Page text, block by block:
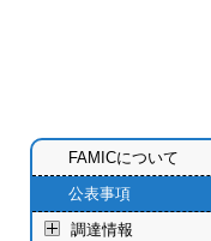
FAMICについて
公表事項
調達情報